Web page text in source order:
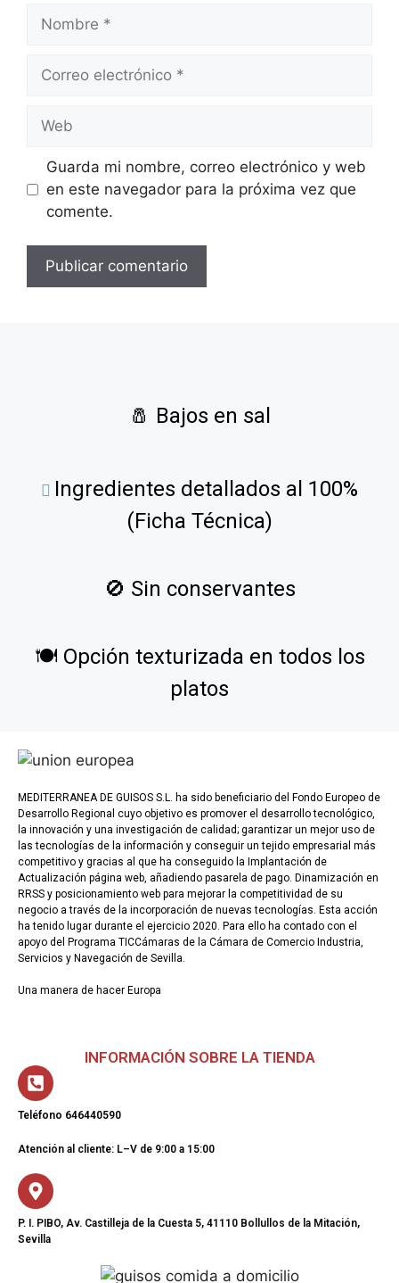
Guarda mi nombre, correo electrónico y web
en este navegador para la próxima vez que
comente.
🧂 Bajos en sal
Ingredientes detallados al 100%
(Ficha Técnica)
🚫 Sin conservantes
🍽️ Opción texturizada en todos los
platos
MEDITERRANEA DE GUISOS S.L. ha sido beneficiario del Fondo Europeo de
Desarrollo Regional cuyo objetivo es promover el desarrollo tecnológico,
la innovación y una investigación de calidad; garantizar un mejor uso de
las tecnologías de la información y conseguir un tejido empresarial más
competitivo y gracias al que ha conseguido la Implantación de
Actualización página web, añadiendo pasarela de pago. Dinamización en
RRSS y posicionamiento web para mejorar la competitividad de su
negocio a través de la incorporación de nuevas tecnologías. Esta acción
ha tenido lugar durante el ejercicio 2020. Para ello ha contado con el
apoyo del Programa TICCámaras de la Cámara de Comercio Industria,
Servicios y Navegación de Sevilla.
Una manera de hacer Europa
INFORMACIÓN SOBRE LA TIENDA
Teléfono 646440590
Atención al cliente: L–V de 9:00 a 15:00
P. I. PIBO, Av. Castilleja de la Cuesta 5, 41110 Bollullos de la Mitación,
Sevilla